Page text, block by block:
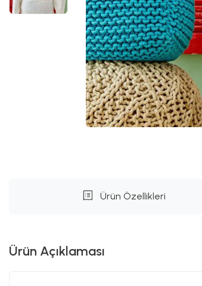
Ürün Özellikleri
Ürün Açıklaması